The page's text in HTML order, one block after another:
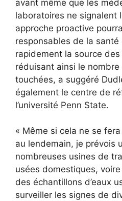
avant même que les
laboratoires ne signalent
approche proactive
responsables de la
rapidement la source
réduisant ainsi le
touchées, a suggéré
également le centre de
l’université Penn State.
« Même si cela ne se
au lendemain, je prévois
nombreuses usines de
usées domestiques,
des échantillons d’eaux
surveiller les signes de